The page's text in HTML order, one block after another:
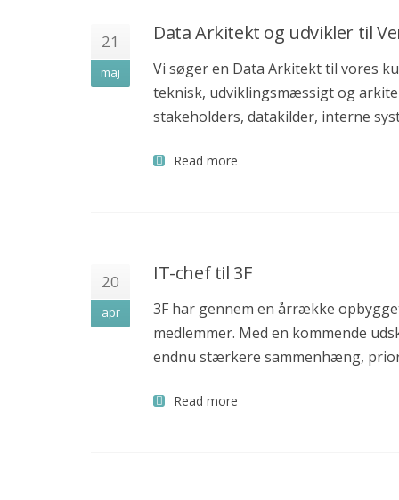
21
maj
Data Arkitekt og udvikler til
Vi søger en Data Arkitekt til vores
teknisk, udviklingsmæssigt og
stakeholders, datakilder, interne
Read more
20
apr
IT-chef til 3F
3F har gennem en årrække
medlemmer. Med en kommende
endnu stærkere sammenhæng,
Read more